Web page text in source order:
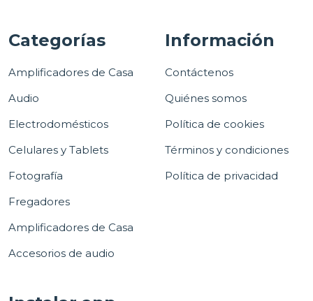
Categorías
Amplificadores de Casa
Audio
Electrodomésticos
Celulares y Tablets
Fotografía
Fregadores
Amplificadores de Casa
Accesorios de audio
Información
Contáctenos
Quiénes somos
Política de cookies
Términos y condiciones
Política de privacidad